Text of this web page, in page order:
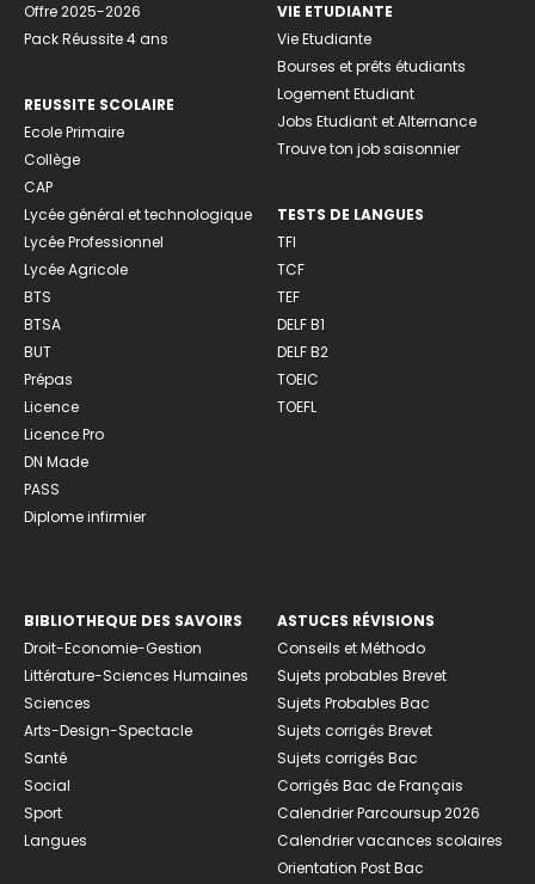
Offre 2025-2026
Pack Réussite 4 ans
REUSSITE SCOLAIRE
Ecole Primaire
Collège
CAP
Lycée général et technologique
Lycée Professionnel
Lycée Agricole
BTS
BTSA
BUT
Prépas
Licence
Licence Pro
DN Made
PASS
Diplome infirmier
VIE ETUDIANTE
Vie Etudiante
Bourses et prêts étudiants
Logement Etudiant
Jobs Etudiant et Alternance
Trouve ton job saisonnier
TESTS DE LANGUES
TFI
TCF
TEF
DELF B1
DELF B2
TOEIC
TOEFL
BIBLIOTHEQUE DES SAVOIRS
Droit-Economie-Gestion
Littérature-Sciences Humaines
Sciences
Arts-Design-Spectacle
Santé
Social
Sport
Langues
ASTUCES RÉVISIONS
Conseils et Méthodo
Sujets probables Brevet
Sujets Probables Bac
Sujets corrigés Brevet
Sujets corrigés Bac
Corrigés Bac de Français
Calendrier Parcoursup 2026
Calendrier vacances scolaires
Orientation Post Bac